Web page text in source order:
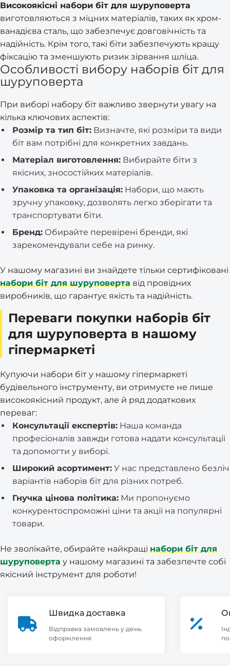
Високоякісні набори біт для шуруповерта
виготовляються з міцних матеріалів, таких як хром-
ванадієва сталь, що забезпечує довговічність та
надійність. Крім того, такі біти забезпечують кращу
фіксацію та зменшують ризик зірвання шліца.
Особливості вибору наборів біт для
шуруповерта
При виборі набору біт важливо звернути увагу на
кілька ключових аспектів:
Розмір та тип біт: Визначте, які розміри та види
біт вам потрібні для конкретних завдань.
Матеріал виготовлення: Вибирайте біти з
якісних, зносостійких матеріалів.
Упаковка та організація: Набори, що мають
зручну упаковку, дозволять легко зберігати та
транспортувати біти.
Бренд: Обирайте перевірені бренди, які
зарекомендували себе на ринку.
У нашому магазині ви знайдете тільки сертифіковані
набори біт для шуруповерта від провідних
виробників, що гарантує якість та надійність.
Переваги покупки наборів біт
для шуруповерта в нашому
гіпермаркеті
Купуючи набори біт у нашому гіпермаркеті
будівельного інструменту, ви отримуєте не лише
високоякісний продукт, але й ряд додаткових
переваг:
Консультації експертів: Наша команда
професіоналів завжди готова надати консультації
та допомогти у виборі.
Широкий асортимент: У нас представлено безліч
варіантів наборів біт для різних потреб.
Гнучка цінова політика: Ми пропонуємо
конкурентоспроможні ціни та акції на популярні
товари.
Не зволікайте, обирайте найкращі набори біт для
шуруповерта у нашому магазині та забезпечте собі
якісний інструмент для роботи!
Швидка доставка
Відправка замовлень у день
оформлення